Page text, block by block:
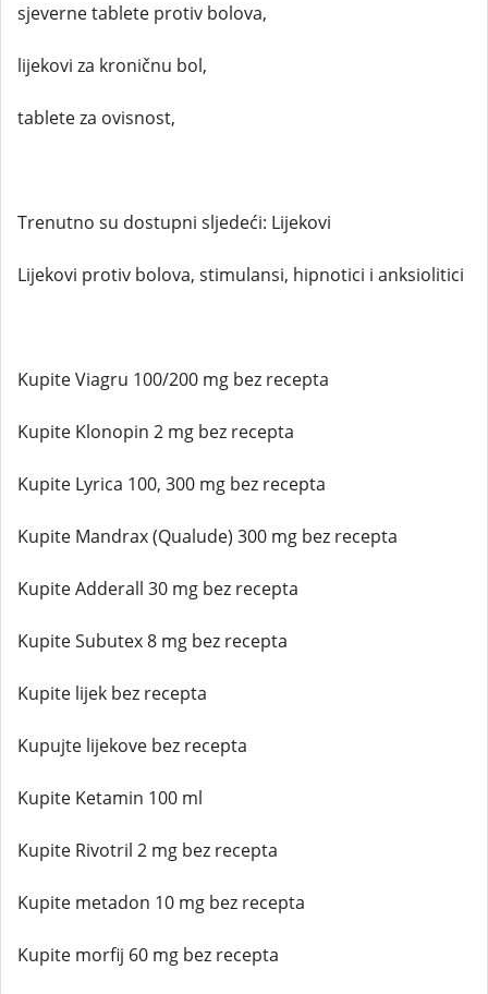
sjeverne tablete protiv bolova,
lijekovi za kroničnu bol,
tablete za ovisnost,
Trenutno su dostupni sljedeći: Lijekovi
Lijekovi protiv bolova, stimulansi, hipnotici i anksiolitici
Kupite Viagru 100/200 mg bez recepta
Kupite Klonopin 2 mg bez recepta
Kupite Lyrica 100, 300 mg bez recepta
Kupite Mandrax (Qualude) 300 mg bez recepta
Kupite Adderall 30 mg bez recepta
Kupite Subutex 8 mg bez recepta
Kupite lijek bez recepta
Kupujte lijekove bez recepta
Kupite Ketamin 100 ml
Kupite Rivotril 2 mg bez recepta
Kupite metadon 10 mg bez recepta
Kupite morfij 60 mg bez recepta